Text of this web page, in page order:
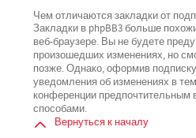
Чем отличаются закладки от
Закладки в phpBB3 больше
веб-браузере. Вы не будете
произошедших изменениях, но
позже. Однако, оформив
уведомления об изменениях в
конференции предпочтительным
способами.
Вернуться к началу